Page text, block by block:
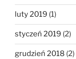
luty 2019 (1)
styczeń 2019 (2)
grudzień 2018 (2)